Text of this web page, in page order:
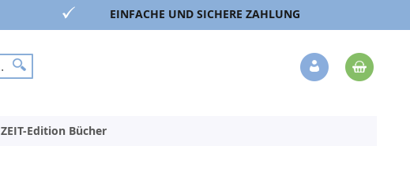
EINFACHE UND SICHERE ZAHLUNG
Suche
Veränderung
ZEIT-Edition Bücher